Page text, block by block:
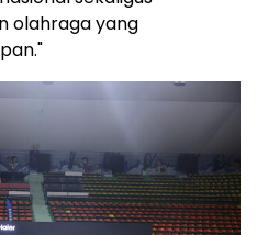
olahraga yang